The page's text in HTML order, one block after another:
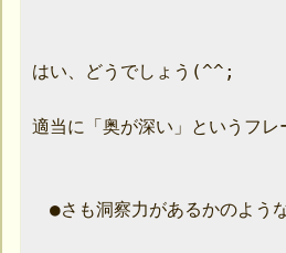
はい、どうでしょう(^^;
適当に「奥が深い」というフ
●さも洞察力があるかのよう